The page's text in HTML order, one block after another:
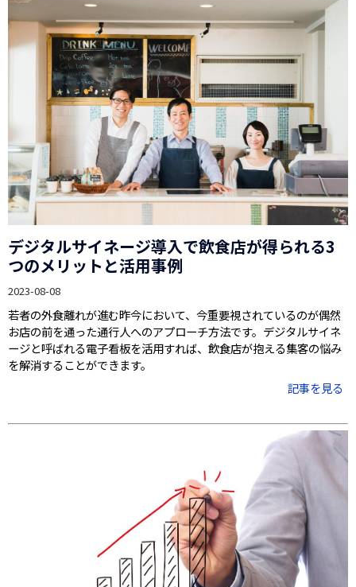
デジタルサイネージ導入で飲食店が得られる3
つのメリットと活用事例
2023-08-08
若者の外食離れが進む昨今において、今重要視されているのが偶然
お店の前を通った通行人へのアプローチ方法です。デジタルサイネ
ージと呼ばれる電子看板を活用すれば、飲食店が抱える集客の悩み
を解消することができます。
記事を見る